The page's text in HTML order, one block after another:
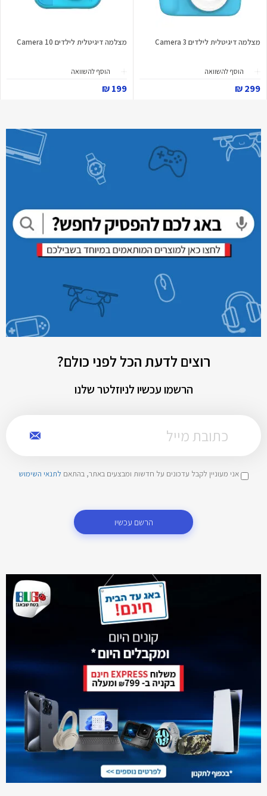
מצלמה דיגיטלית לילדים Camera 3
הוסף להשוואה
299 ₪
מצלמה דיגיטלית לילדים Camera 10
הוסף להשוואה
199 ₪
רוצים לדעת הכל לפני כולם?
הרשמו עכשיו לניוזלטר שלנו
אני מעוניין לקבל עדכונים על חדשות ומבצעים באתר, בהתאם לתנאי השימוש
הרשם עכשיו